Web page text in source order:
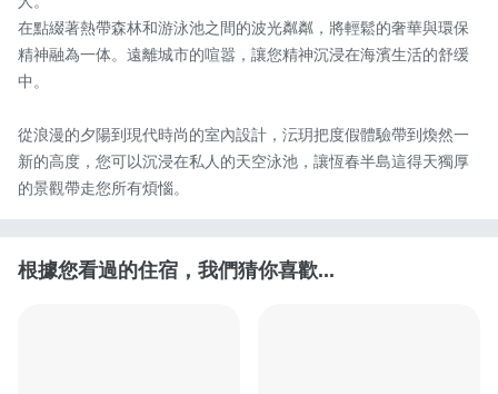
在點綴著熱帶森林和游泳池之間的波光粼粼，將輕鬆的奢華與環保
精神融為一体。遠離城市的喧嚣，讓您精神沉浸在海濱生活的舒缓
中。
從浪漫的夕陽到現代時尚的室內設計，沄玥把度假體驗帶到煥然一
新的高度，您可以沉浸在私人的天空泳池，讓恆春半島這得天獨厚
的景觀帶走您所有煩惱。
根據您看過的住宿，我們猜你喜歡...